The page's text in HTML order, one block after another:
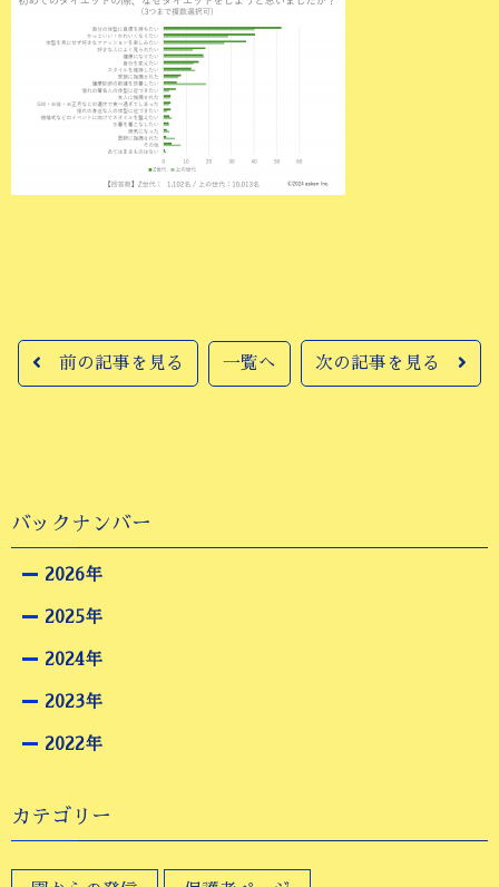
前の記事を見る 一覧へ 次の記事を見る
バックナンバー
2026年
2025年
2024年
2023年
2022年
カテゴリー